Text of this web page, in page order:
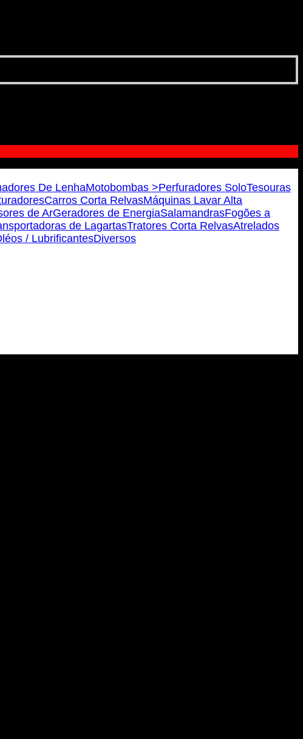
De LenhaMotobombas >Perfuradores SoloTesouras
Carros Corta RelvasMáquinas Lavar Alta
de ArGeradores de EnergiaSalamandrasFogões a
de LagartasTratores Corta RelvasAtrelados
/ LubrificantesDiversos